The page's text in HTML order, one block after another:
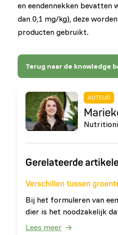
AUTEUR
Gerelateerde
Verschillen tussen
Bij het formuleren van
dier is het noodzakelijk
gebruikt die voldoen aan
Lees meer
en eendennekken bevatten
dan 0,1 mg/kg), deze
producten gebruikt.
Terug naar de knowledge